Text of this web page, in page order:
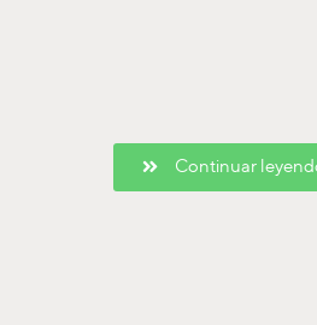
Continuar